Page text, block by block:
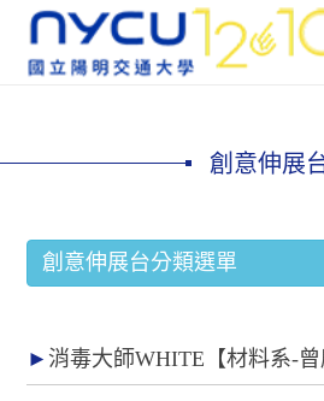
創意伸展
創意伸展台分類選單
消毒大師WHITE【材料系-曾